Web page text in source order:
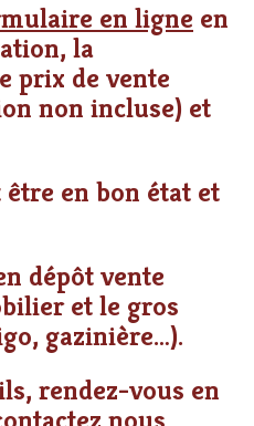
en ligne en
la
prix de vente
non incluse) et
en bon état et
dépôt vente
et le gros
gazinière…).
rendez-vous en